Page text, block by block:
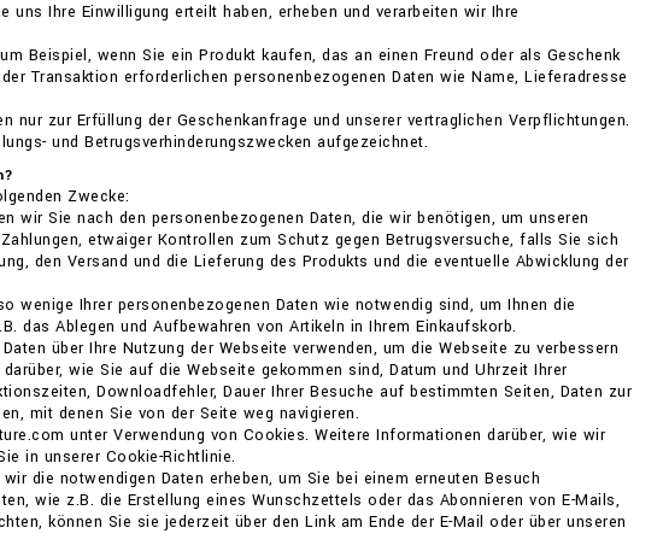
Ihre Einwilligung erteilt haben, erheben und verarbeiten wir Ihre
Beispiel, wenn Sie ein Produkt kaufen, das an einen Freund oder als Geschenk
Transaktion erforderlichen personenbezogenen Daten wie Name, Lieferadresse
nur zur Erfüllung der Geschenkanfrage und unserer vertraglichen Verpflichtungen.
und Betrugsverhinderungszwecken aufgezeichnet.
Zwecke:
wir Sie nach den personenbezogenen Daten, die wir benötigen, um unseren
etwaiger Kontrollen zum Schutz gegen Betrugsversuche, falls Sie sich
den Versand und die Lieferung des Produkts und die eventuelle Abwicklung der
Ihrer personenbezogenen Daten wie notwendig sind, um Ihnen die
das Ablegen und Aufbewahren von Artikeln in Ihrem Einkaufskorb.
über Ihre Nutzung der Webseite verwenden, um die Webseite zu verbessern
wie Sie auf die Webseite gekommen sind, Datum und Uhrzeit Ihrer
Downloadfehler, Dauer Ihrer Besuche auf bestimmten Seiten, Daten zur
mit denen Sie von der Seite weg navigieren.
unter Verwendung von Cookies. Weitere Informationen darüber, wie wir
in unserer Cookie-Richtlinie.
die notwendigen Daten erheben, um Sie bei einem erneuten Besuch
wie z.B. die Erstellung eines Wunschzettels oder das Abonnieren von E-Mails,
können Sie sie jederzeit über den Link am Ende der E-Mail oder über unseren